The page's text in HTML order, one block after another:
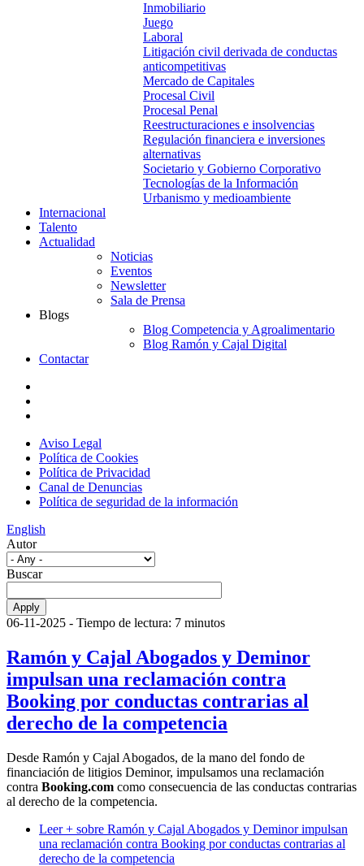
Inmobiliario
Juego
Laboral
Litigación civil derivada de conductas
anticompetitivas
Mercado de Capitales
Procesal Civil
Procesal Penal
Reestructuraciones e insolvencias
Regulación financiera e inversiones
alternativas
Societario y Gobierno Corporativo
Tecnologías de la Información
Urbanismo y medioambiente
Internacional
Talento
Actualidad
Noticias
Eventos
Newsletter
Sala de Prensa
Blogs
Blog Competencia y Agroalimentario
Blog Ramón y Cajal Digital
Contactar
Aviso Legal
Política de Cookies
Política de Privacidad
Canal de Denuncias
Política de seguridad de la información
English
Autor
Buscar
06-11-2025 - Tiempo de lectura: 7 minutos
Ramón y Cajal Abogados y Deminor
impulsan una reclamación contra
Booking por conductas contrarias al
derecho de la competencia
Desde Ramón y Cajal Abogados, de la mano del fondo de
financiación de litigios Deminor, impulsamos una reclamación
contra Booking.com como consecuencia de las conductas contrarias
al derecho de la competencia.
Leer + sobre Ramón y Cajal Abogados y Deminor impulsan
una reclamación contra Booking por conductas contrarias al
derecho de la competencia